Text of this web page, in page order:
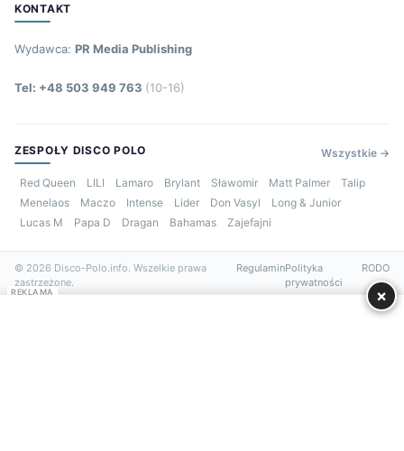
KONTAKT
Wydawca: PR Media Publishing
Tel: +48 503 949 763 (10-16)
ZESPOŁY DISCO POLO Wszystkie →
Red Queen LILI Lamaro Brylant Sławomir Matt Palmer
Talip
Menelaos
Maczo Intense Lider Don Vasyl
Long & Junior
Lucas M
Papa D Dragan Bahamas Zajefajni
© 2026 Disco-Polo.info. Wszelkie prawa
zastrzeżone.
RegulaminPolityka
prywatności
RODO
REKLAMA ×